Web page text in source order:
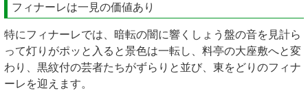
フィナーレは一見の価値あり
特にフィナーレでは、暗転の闇に響くしょう盤の音を見計ら
って灯りがポッと入ると景色は一転し、料亭の大座敷へと変
わり、黒紋付の芸者たちがずらりと並び、東をどりのフィナ
ーレを迎えます。